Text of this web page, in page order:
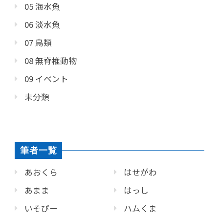
05 海水魚
06 淡水魚
07 鳥類
08 無脊椎動物
09 イベント
未分類
筆者一覧
あおくら
あまま
いそぴー
はせがわ
はっし
ハムくま